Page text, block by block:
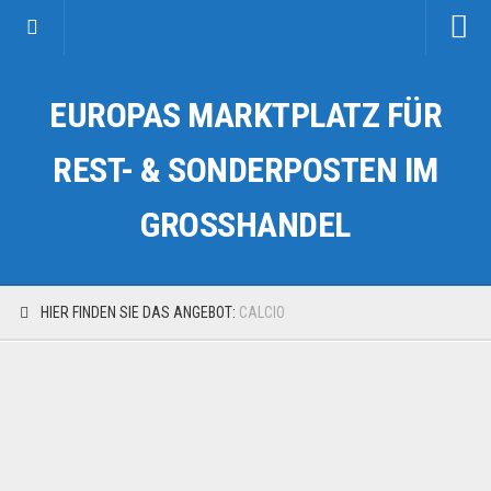
Kategorien
Auto & Motorrad
Fahrzeuge & Transport
EUROPAS MARKTPLATZ FÜR
REST- & SONDERPOSTEN IM
GROSSHANDEL
HIER FINDEN SIE DAS ANGEBOT: CALCIO